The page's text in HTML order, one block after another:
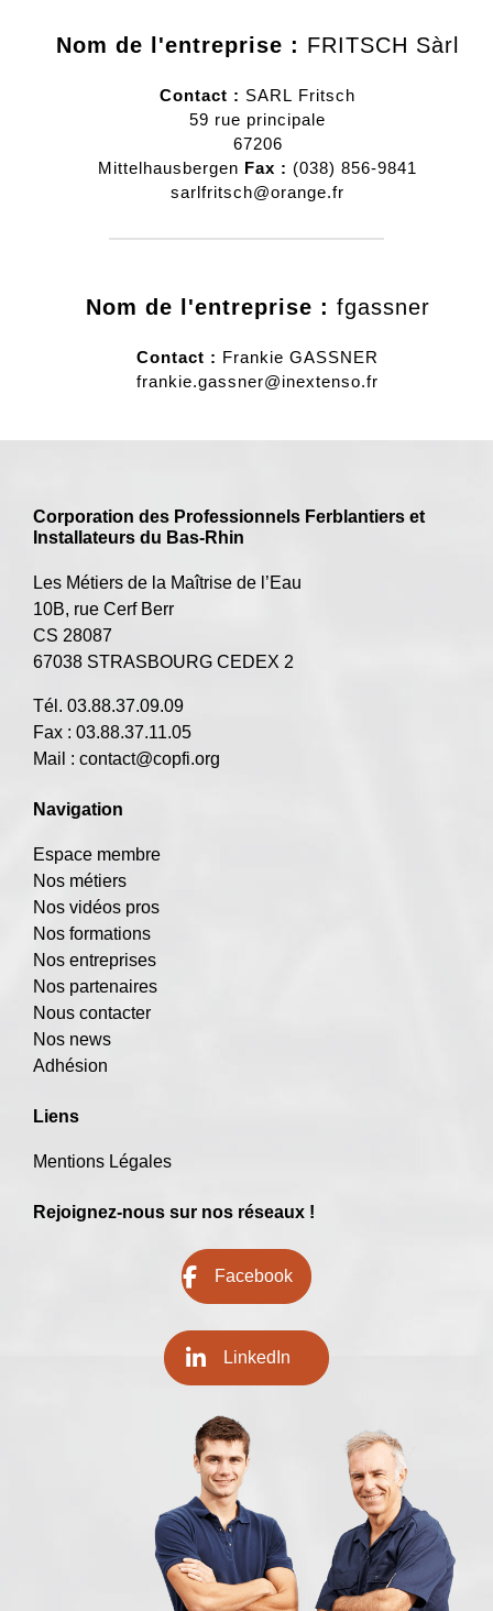
Nom de l'entreprise : FRITSCH Sàrl
Contact : SARL Fritsch
59 rue principale
67206
Mittelhausbergen Fax : (038) 856-9841
sarlfritsch@orange.fr
Nom de l'entreprise : fgassner
Contact : Frankie GASSNER
frankie.gassner@inextenso.fr
Corporation des Professionnels Ferblantiers et
Installateurs du Bas-Rhin
Les Métiers de la Maîtrise de l’Eau
10B, rue Cerf Berr
CS 28087
67038 STRASBOURG CEDEX 2
Tél. 03.88.37.09.09
Fax : 03.88.37.11.05
Mail : contact@copfi.org
Navigation
Espace membre
Nos métiers
Nos vidéos pros
Nos formations
Nos entreprises
Nos partenaires
Nous contacter
Nos news
Adhésion
Liens
Mentions Légales
Rejoignez-nous sur nos réseaux !
Facebook
LinkedIn